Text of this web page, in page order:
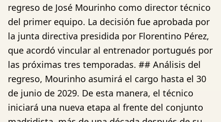
regreso de José Mourinho como director técnico
del primer equipo. La decisión fue aprobada por
la junta directiva presidida por Florentino Pérez,
que acordó vincular al entrenador portugués por
las próximas tres temporadas. ## Análisis del
regreso, Mourinho asumirá el cargo hasta el 30
de junio de 2029. De esta manera, el técnico
iniciará una nueva etapa al frente del conjunto